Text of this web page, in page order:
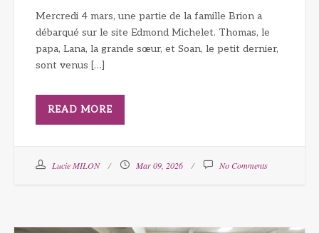
Mercredi 4 mars, une partie de la famille Brion a
débarqué sur le site Edmond Michelet. Thomas, le
papa, Lana, la grande sœur, et Soan, le petit dernier,
sont venus […]
READ MORE
Lucie MILON Mar 09, 2026 No Comments